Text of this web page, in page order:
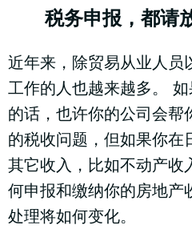
税务申报，都请
近年来，除贸易从业人员
工作的人也越来越多。
的话，也许你的公司会帮
的税收问题，但如果你在
其它收入，比如不动产收
何申报和缴纳你的房地产
处理将如何变化。